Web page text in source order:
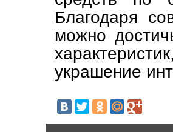
Благодаря
можно
украшение